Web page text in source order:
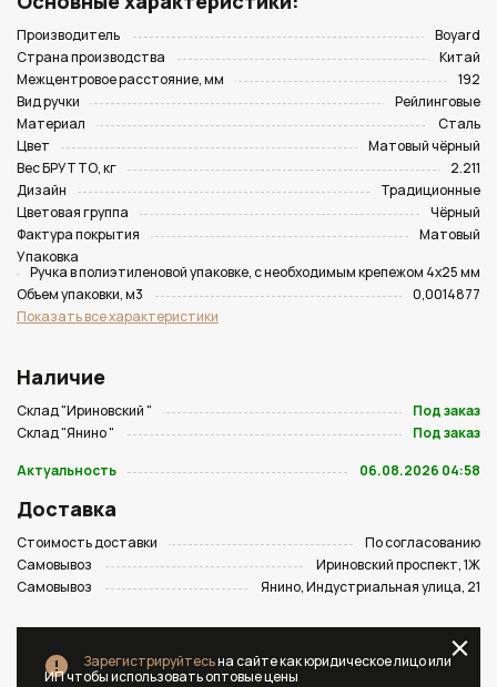
Производитель
Boyard
Страна производства
Китай
Межцентровое расстояние, мм
192
Вид ручки
Рейлинговые
Материал
Сталь
Цвет
Матовый чёрный
Вес БРУТТО, кг
2.211
Дизайн
Традиционные
Цветовая группа
Чёрный
Фактура покрытия
Матовый
Упаковка
Ручка в полиэтиленовой упаковке, с необходимым крепежом 4х25 мм
Объем упаковки, м3
0,0014877
Показать все характеристики
Наличие
Склад "Ириновский "
Под заказ
Склад "Янино "
Под заказ
Актуальность
06.08.2026 04:58
Доставка
Стоимость доставки
По согласованию
Самовывоз
Ириновский проспект, 1Ж
Самовывоз
Янино, Индустриальная улица, 21
Зарегистрируйтесьна сайте как юридическое лицо или
ИП чтобы использовать оптовые цены